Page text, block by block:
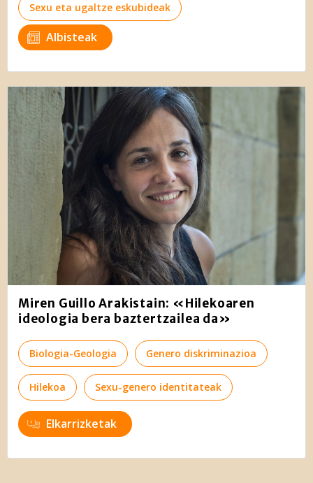
Sexu eta ugaltze eskubideak
Albisteak
Miren Guillo Arakistain: «Hilekoaren
ideologia bera baztertzailea da»
Biologia-Geologia Genero diskriminazioa
Hilekoa Sexu-genero identitateak
Elkarrizketak